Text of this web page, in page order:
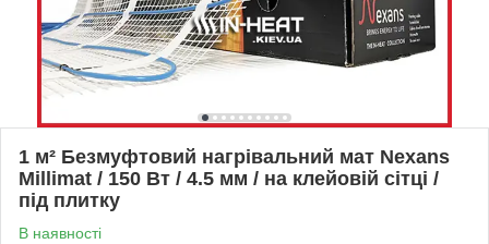
1 м² Безмуфтовий нагрівальний мат Nexans
Millimat / 150 Вт / 4.5 мм / на клейовій сітці /
під плитку
В наявності